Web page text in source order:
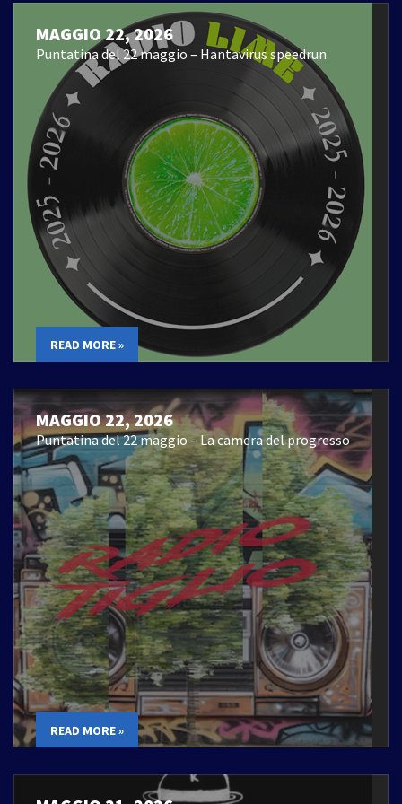
MAGGIO 22, 2026
Puntatina del 22 maggio – Hantavirus speedrun
READ MORE »
MAGGIO 22, 2026
Puntatina del 22 maggio – La camera del progresso
READ MORE »